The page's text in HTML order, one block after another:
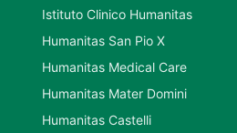
Istituto Clinico Humanitas
Humanitas San Pio X
Humanitas Medical Care
Humanitas Mater Domini
Humanitas Castelli